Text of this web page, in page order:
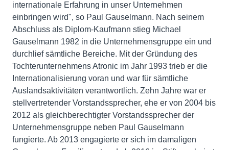
internationale Erfahrung in unser Unternehmen
einbringen wird", so Paul Gauselmann. Nach seinem
Abschluss als Diplom-Kaufmann stieg Michael
Gauselmann 1982 in die Unternehmensgruppe ein und
durchlief sämtliche Bereiche. Mit der Gründung des
Tochterunternehmens Atronic im Jahr 1993 trieb er die
Internationalisierung voran und war für sämtliche
Auslandsaktivitäten verantwortlich. Zehn Jahre war er
stellvertretender Vorstandssprecher, ehe er von 2004 bis
2012 als gleichberechtigter Vorstandssprecher der
Unternehmensgruppe neben Paul Gauselmann
fungierte. Ab 2013 engagierte er sich im damaligen